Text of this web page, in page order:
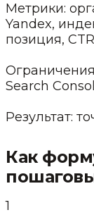
Метрики:
Yandex,
позиция,
Search
Результат:
Как
1